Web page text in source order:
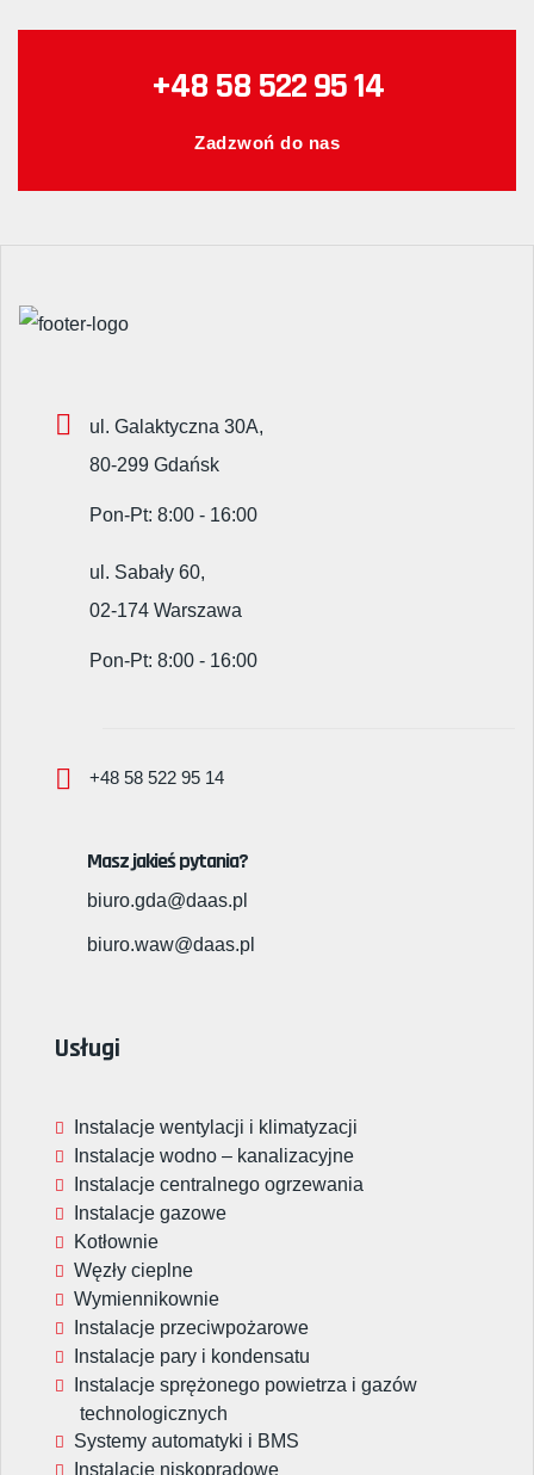
+48 58 522 95 14
Zadzwoń do nas
ul. Galaktyczna 30A,
80-299 Gdańsk
Pon-Pt: 8:00 - 16:00
ul. Sabały 60,
02-174 Warszawa
Pon-Pt: 8:00 - 16:00
+48 58 522 95 14
Masz jakieś pytania?
biuro.gda@daas.pl
biuro.waw@daas.pl
Usługi
Instalacje wentylacji i klimatyzacji
Instalacje wodno – kanalizacyjne
Instalacje centralnego ogrzewania
Instalacje gazowe
Kotłownie
Węzły cieplne
Wymiennikownie
Instalacje przeciwpożarowe
Instalacje pary i kondensatu
Instalacje sprężonego powietrza i gazów
technologicznych
Systemy automatyki i BMS
Instalacje niskoprądowe